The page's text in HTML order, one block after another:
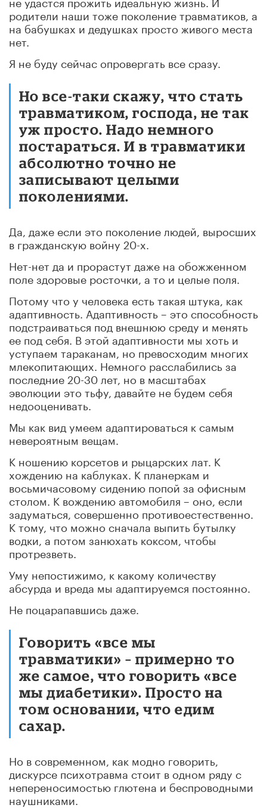
родители наши тоже поколение травматиков, а
на бабушках и дедушках просто живого места
нет.
Я не буду сейчас опровергать все сразу.
Но все-таки скажу, что стать
травматиком, господа, не так
уж просто. Надо немного
постараться. И в травматики
абсолютно точно не
записывают целыми
поколениями.
Да, даже если это поколение людей, выросших
в гражданскую войну 20-х.
Нет-нет да и прорастут даже на обожженном
поле здоровые росточки, а то и целые поля.
Потому что у человека есть такая штука, как
адаптивность. Адаптивность – это способность
подстраиваться под внешнюю среду и менять
ее под себя. В этой адаптивности мы хоть и
уступаем тараканам, но превосходим многих
млекопитающих. Немного расслабились за
последние 20-30 лет, но в масштабах
эволюции это тьфу, давайте не будем себя
недооценивать.
Мы как вид умеем адаптироваться к самым
невероятным вещам.
К ношению корсетов и рыцарских лат. К
хождению на каблуках. К планеркам и
восьмичасовому сидению попой за офисным
столом. К вождению автомобиля – оно, если
задуматься, совершенно противоестественно.
К тому, что можно сначала выпить бутылку
водки, а потом занюхать коксом, чтобы
протрезветь.
Уму непостижимо, к какому количеству
абсурда и вреда мы адаптируемся постоянно.
Не поцарапавшись даже.
Говорить «все мы
травматики» – примерно то
же самое, что говорить «все
мы диабетики». Просто на
том основании, что едим
сахар.
Но в современном, как модно говорить,
дискурсе психотравма стоит в одном ряду с
непереносимостью глютена и беспроводными
наушниками.